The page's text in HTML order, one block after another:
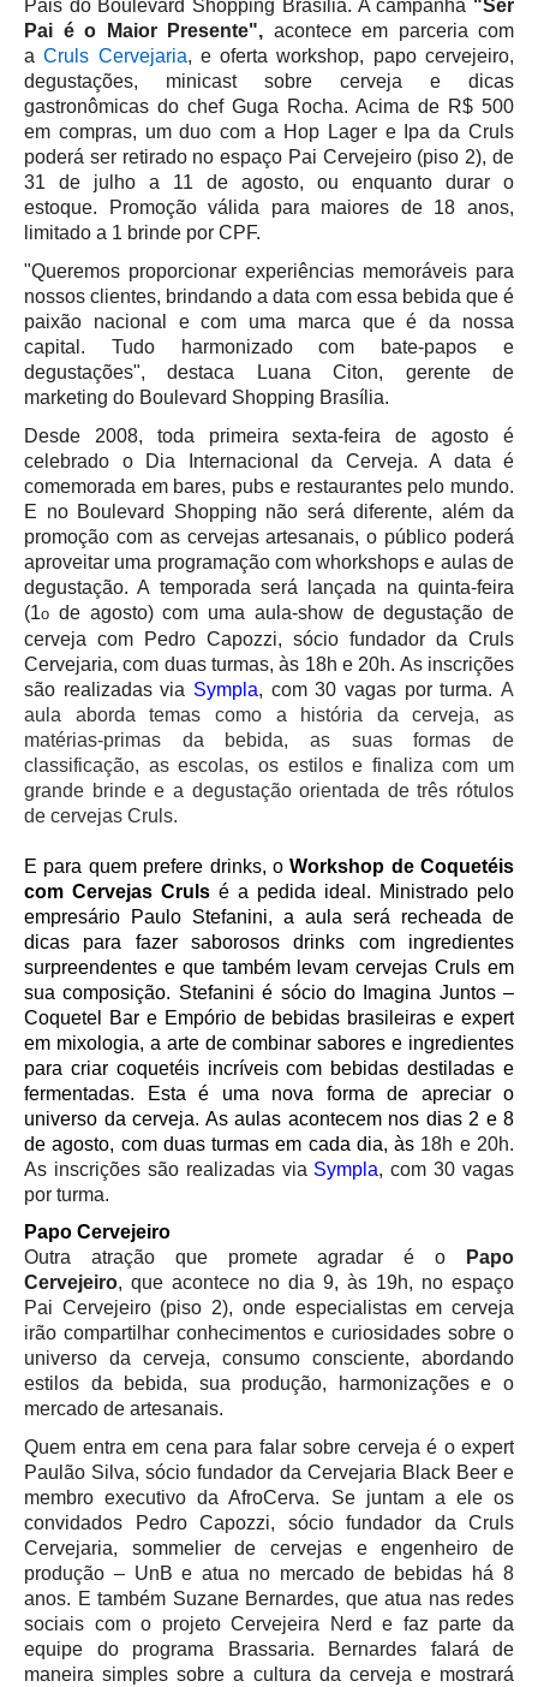
Pais do Boulevard Shopping Brasília. A campanha "Ser
Pai é o Maior Presente", acontece em parceria com
aCruls Cervejaria, e oferta workshop, papo cervejeiro,
degustações, minicast sobre cerveja e dicas
gastronômicas do chef Guga Rocha. Acima de R$ 500
em compras, um duo com a Hop Lager e Ipa da Cruls
poderá ser retirado no espaço Pai Cervejeiro (piso 2), de
31 de julho a 11 de agosto, ou enquanto durar o
estoque.
Promoção válida para maiores de 18 anos,
limitado a 1 brinde por CPF.
"Queremos proporcionar experiências memoráveis para
nossos clientes, brindando a data com essa bebida que é
paixão nacional e com uma marca que é da nossa
capital. Tudo harmonizado com bate-papos e
degustações", destaca Luana Citon, gerente de
marketing do Boulevard Shopping Brasília.
Desde 2008, toda primeira sexta-feira de agosto é
celebrado o Dia Internacional da Cerveja. A data é
comemorada em bares, pubs e restaurantes pelo mundo.
E no Boulevard Shopping não será diferente, além da
promoção com as cervejas artesanais, o público poderá
aproveitar uma programação com whorkshops e aulas de
degustação. A temporada será lançada na quinta-feira
(1o de agosto) com uma aula-show de degustação de
cerveja com Pedro Capozzi, sócio fundador da Cruls
Cervejaria, com duas turmas, às 18h e 20h. As inscrições
são realizadas via Sympla, com 30 vagas por turma. A
aula aborda temas como a história da cerveja, as
matérias-primas da bebida, as suas formas de
classificação, as escolas, os estilos e finaliza com um
grande brinde e a degustação orientada de três rótulos
de cervejas Cruls.
E para quem prefere drinks, oWorkshop de Coquetéis
com Cervejas Cruls é a pedida ideal. Ministrado pelo
empresário
Paulo Stefanini, a aula será recheada de
dicas para fazer saborosos drinks com ingredientes
surpreendentes e que também levam cervejas Cruls em
sua composição. Stefanini é sócio do Imagina Juntos –
Coquetel Bar e Empório de bebidas brasileiras e expert
em mixologia, a arte de combinar sabores e ingredientes
para criar coquetéis incríveis com bebidas destiladas e
fermentadas. Esta é uma nova forma de apreciar o
universo da cerveja. As aulas acontecem nos dias 2 e 8
de agosto, com duas turmas em cada dia, às 18h e 20h.
As inscrições são realizadas via Sympla, com 30 vagas
por turma.
Papo Cervejeiro
Outra atração que promete agradar é o
Papo
Cervejeiro, que acontece no dia 9, às 19h, no espaço
Pai Cervejeiro (piso 2), onde especialistas em cerveja
irão compartilhar conhecimentos e curiosidades sobre o
universo da cerveja, consumo consciente, abordando
estilos da bebida, sua produção, harmonizações e o
mercado de artesanais.
Quem entra em cena para falar sobre cerveja é o expert
Paulão Silva, sócio fundador da Cervejaria Black Beer e
membro executivo da AfroCerva. Se juntam a ele os
convidados Pedro Capozzi, sócio fundador da Cruls
Cervejaria, sommelier de cervejas e engenheiro de
produção – UnB e atua no mercado de bebidas há 8
anos. E também Suzane Bernardes, que atua nas redes
sociais com o projeto Cervejeira Nerd e faz parte da
equipe do programa Brassaria. Bernardes falará de
maneira simples sobre a cultura da cerveja e mostrará